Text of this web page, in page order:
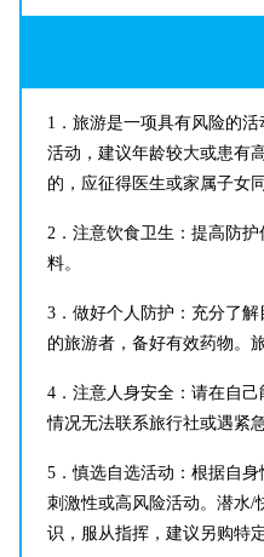
1．旅游是一项具有风险的
活动，建议年龄较大或患有
的，应征得医生或家属子女
2．注意饮食卫生：提高防
料。
3．做好个人防护：充分了
的旅游者，备好有效药物。
4．注意人身安全：请在自
情况无法联系旅行社或遇紧
5．慎选自选活动：根据自
刺激性或高风险活动。潜水/
识，服从指挥，建议另购特定